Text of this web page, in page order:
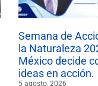
Semana de
la Naturaleza
México decide
ideas en acción.
5 agosto, 2026